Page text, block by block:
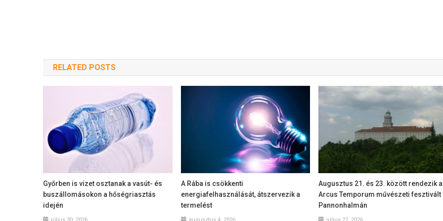
RELATED POSTS
Győrben is vizet osztanak a vasút- és
buszállomásokon a hőségriasztás
idején
A Rába is csökkenti
energiafelhasználását, átszervezik a
termelést
Augusztus 21. és 23. között rendezik
Arcus Temporum művészeti fesztivált
Pannonhalmán